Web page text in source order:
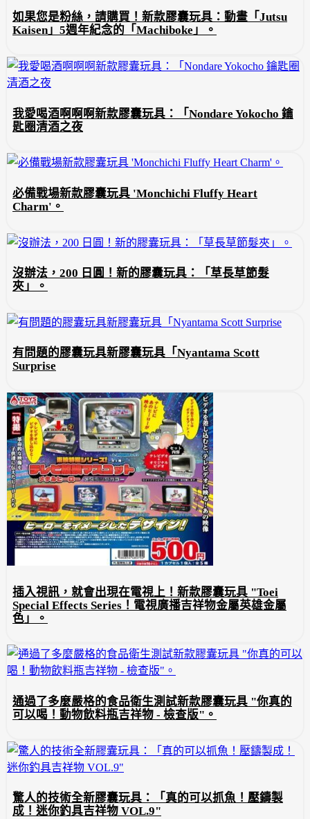
如果您是粉絲，請購買！新款膠囊玩具：動畫「Jutsu
Kaisen」5週年紀念的「Machiboke」。
我愛喝酒啊啊啊新款膠囊玩具：「Nondare Yokocho 鑰
匙圈清酒之夜
必備戰場新款膠囊玩具 'Monchichi Fluffy Heart
Charm'。
沒辦法，200 日圓！新的膠囊玩具：「草長草節髮
夾」。
有問題的膠囊玩具新膠囊玩具「Nyantama Scott
Surprise
插入視訊，就會出現在電視上！新款膠囊玩具 "Toei
Special Effects Series！電視廣播吉祥物金屬英雄金屬
色」。
通過了多麼嚴格的食品衛生測試新款膠囊玩具 "你真的
可以喝！動物飲料瓶吉祥物 - 檢查版"。
驚人的技術全新膠囊玩具：「真的可以抓魚！壓鑄製
成！迷你釣具吉祥物 VOL.9"